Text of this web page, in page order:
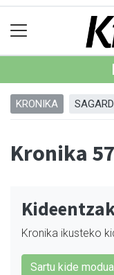
KRONIKA
Kronika
Kronika ikusteko
Sartu kide